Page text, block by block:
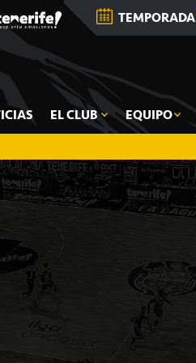
TEMPORADA
EL CLUB EQUIPO